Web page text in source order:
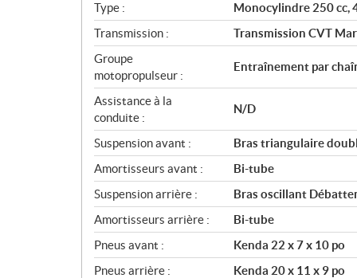
i
c
a
t
i
o
n
s
Type :
Monocylindre 250 cc,
Transmission :
Transmission CVT
Groupe
motopropulseur :
Entraînement par
Assistance à la
conduite :
N/D
Suspension avant :
Bras triangulaire
Amortisseurs avant :
Bi-tube
Suspension arrière :
Bras oscillant
Amortisseurs arrière :
Bi-tube
Pneus avant :
Kenda 22 x 7 x 10 po
Pneus arrière :
Kenda 20 x 11 x 9 po